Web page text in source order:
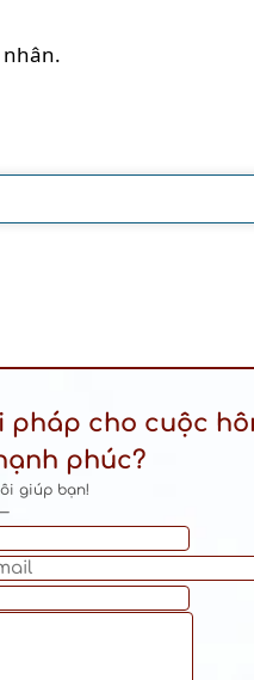
nhân.
pháp cho cuộc
phúc?
giúp bạn!